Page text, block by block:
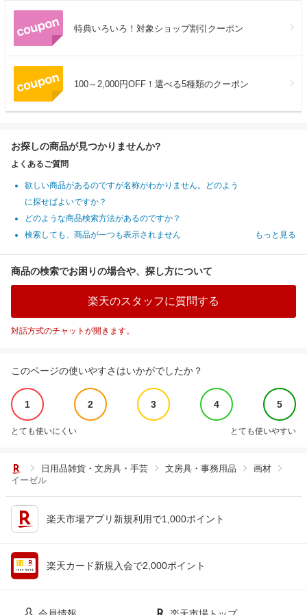
特典いろいろ！対象ショップ割引クーポン
100～2,000円OFF！選べる5種類のクーポン
お探しの商品が見つかりませんか?
よくあるご質問
欲しい商品があるのですが名称がわかりません。どのよう
に探せばよいですか？
どのような商品検索方法があるのですか？
検索しても、商品が一つも表示されません
もっと見る
商品の検索でお困りの場合や、探し方について
楽天のスタッフに質問する
対話方式のチャットが開きます。
このページの使いやすさはいかがでしたか？
1 2 3 4 5
とても使いにくい とても使いやすい
日用品雑貨・文房具・手芸 文房具・事務用品
画材
イーゼル
楽天市場アプリ新規利用で1,000ポイント
楽天カード新規入会で2,000ポイント